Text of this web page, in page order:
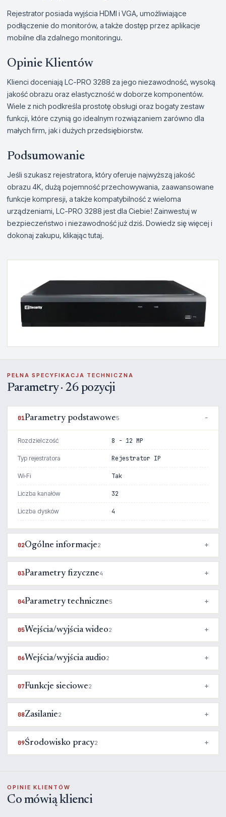
Rejestrator posiada wyjścia HDMI i VGA, umożliwiające
podłączenie do monitorów, a także dostęp przez aplikacje
mobilne dla zdalnego monitoringu.
Opinie Klientów
Klienci doceniają LC-PRO 3288 za jego niezawodność, wysoką
jakość obrazu oraz elastyczność w doborze komponentów.
Wiele z nich podkreśla prostotę obsługi oraz bogaty zestaw
funkcji, które czynią go idealnym rozwiązaniem zarówno dla
małych firm, jak i dużych przedsiębiorstw.
Podsumowanie
Jeśli szukasz rejestratora, który oferuje najwyższą jakość
obrazu 4K, dużą pojemność przechowywania, zaawansowane
funkcje kompresji, a także kompatybilność z wieloma
urządzeniami, LC-PRO 3288 jest dla Ciebie! Zainwestuj w
bezpieczeństwo i niezawodność już dziś. Dowiedz się więcej i
dokonaj zakupu, klikając tutaj.
PEŁNA SPECYFIKACJA TECHNICZNA
Parametry · 26 pozycji
01Parametry podstawowe5
Rozdzielczość 8 - 12 MP
Typ rejestratora Rejestrator IP
Wi‑Fi Tak
Liczba kanałów 32
Liczba dysków 4
02Ogólne informacje2
03Parametry fizyczne4
04Parametry techniczne5
05Wejścia/wyjścia wideo2
06Wejścia/wyjścia audio2
07Funkcje sieciowe2
08Zasilanie2
09Środowisko pracy2
OPINIE KLIENTÓW
Co mówią klienci